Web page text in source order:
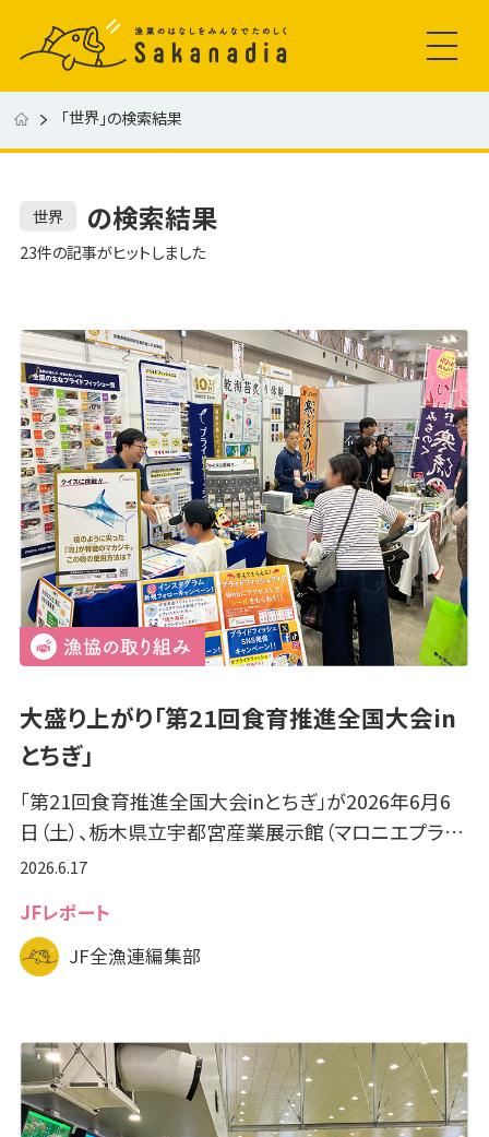
「世界」の検索結果
世界 の検索結果
23件の記事がヒットしました
大盛り上がり「第21回食育推進全国大会in
とちぎ」
「第21回食育推進全国大会inとちぎ」が2026年6月6
日（土）、栃木県立宇都宮産業展示館（マロニエプラ…
2026.6.17
JFレポート
JF全漁連編集部